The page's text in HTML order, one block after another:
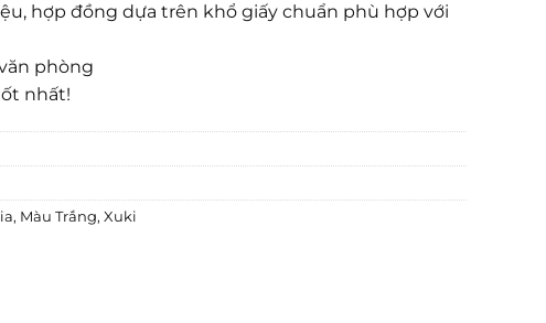
hợp đồng dựa trên khổ giấy chuẩn phù hợp với
phòng
nhất!
, Màu Trắng, Xuki